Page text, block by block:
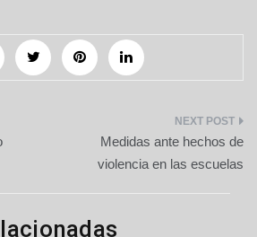
Medidas ante hechos de
violencia en las escuelas